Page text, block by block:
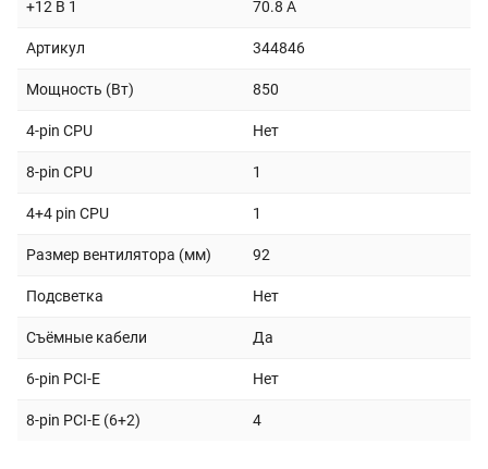
+12 В 1 70.8 A
Артикул 344846
Мощность (Вт) 850
4-pin CPU Нет
8-pin CPU 1
4+4 pin CPU 1
Размер вентилятора (мм) 92
Подсветка Нет
Съёмные кабели Да
6-pin PCI-E Нет
8-pin PCI-E (6+2) 4